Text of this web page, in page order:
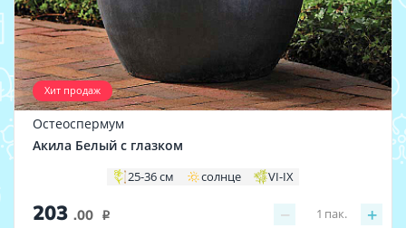
Хит продаж
Остеоспермум
Акила Белый с глазком
25-36 см солнце VI-IX
203 .00 i − +
1 пак.